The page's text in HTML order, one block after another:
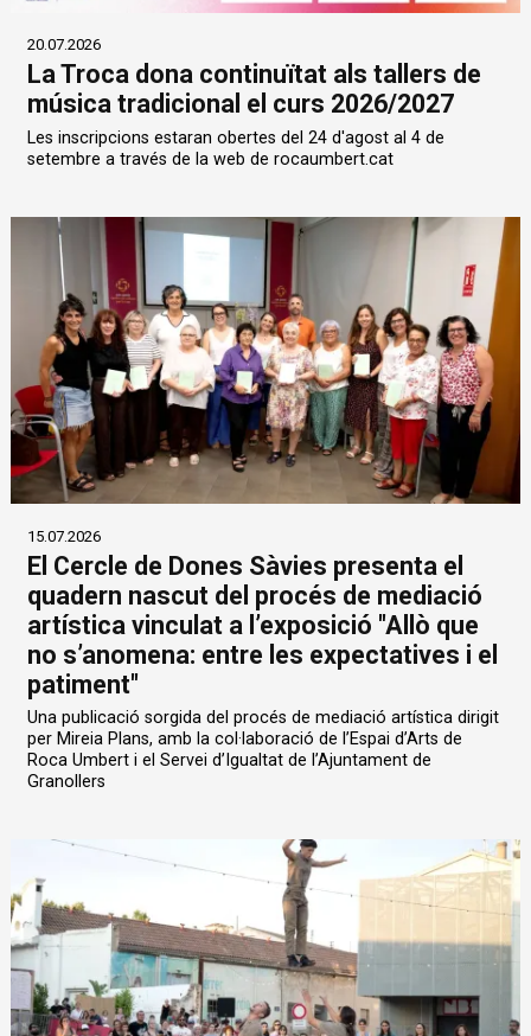
20.07.2026
La Troca dona continuïtat als tallers de
música tradicional el curs 2026/2027
Les inscripcions estaran obertes del 24 d'agost al 4 de
setembre a través de la web de rocaumbert.cat
15.07.2026
El Cercle de Dones Sàvies presenta el
quadern nascut del procés de mediació
artística vinculat a l’exposició "Allò que
no s’anomena: entre les expectatives i el
patiment"
Una publicació sorgida del procés de mediació artística dirigit
per Mireia Plans, amb la col·laboració de l’Espai d’Arts de
Roca Umbert i el Servei d’Igualtat de l’Ajuntament de
Granollers